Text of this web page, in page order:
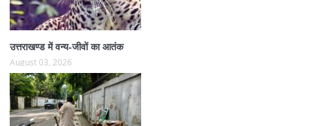
उत्तराखण्ड में वन्य-जीवों का आतंक
August 03, 2026